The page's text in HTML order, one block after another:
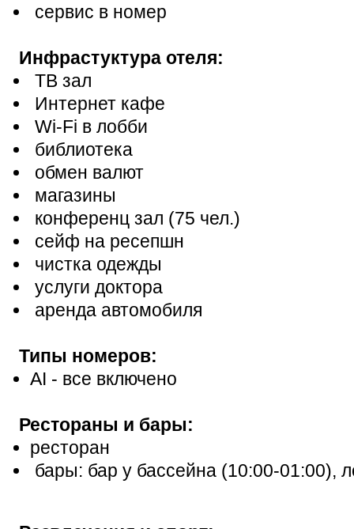
сервис в номер
Инфрастуктура отеля:
ТВ зал
Интернет кафе
Wi-Fi в лобби
библиотека
обмен валют
магазины
конференц зал (75 чел.)
сейф на ресепшн
чистка одежды
услуги доктора
аренда автомобиля
Типы номеров:
АІ - все включено
Рестораны и бары:
ресторан
бары: бар у бассейна (10:00-01:00),